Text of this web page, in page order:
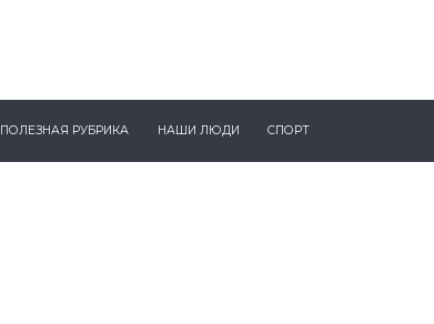
ПОЛЕЗНАЯ РУБРИКА НАШИ ЛЮДИ СПОРТ